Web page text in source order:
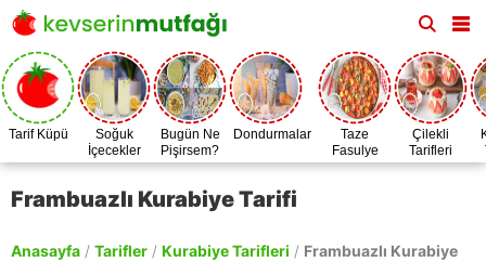
Tarif Küpü
Soğuk
İçecekler
Bugün Ne
Pişirsem?
Dondurmalar
Taze
Fasulye
Zamanı
Çilekli
Tarifleri
Frambuazlı Kurabiye Tarifi
Anasayfa / Tarifler / Kurabiye Tarifleri / Frambuazlı Kurabiye